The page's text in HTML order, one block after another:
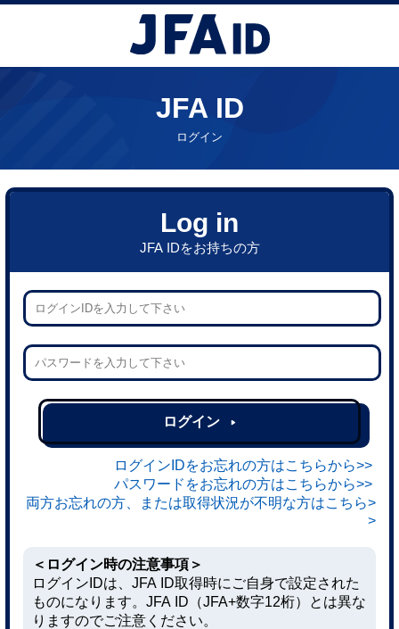
JFA ID
ログイン
Log in
JFA IDをお持ちの方
ログイン
ログインIDをお忘れの方はこちらから>>
パスワードをお忘れの方はこちらから>>
両方お忘れの方、または取得状況が不明な方はこちら>
>
＜ログイン時の注意事項＞
ログインIDは、JFA ID取得時にご自身で設定された
ものになります。JFA ID（JFA+数字12桁）とは異な
りますのでご注意ください。